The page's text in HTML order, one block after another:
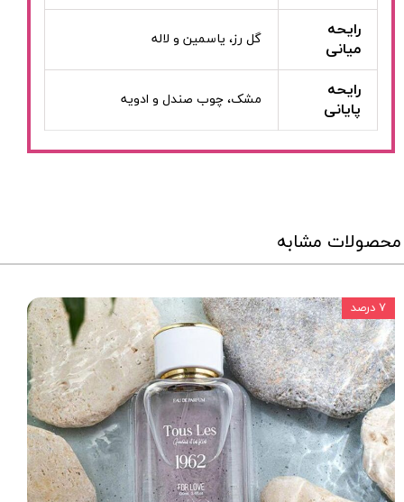
رایحه
میانی
گل رز، یاسمین و لاله
رایحه
پایانی
مشک، چوب صندل و ادویه
محصولات مشابه
۷ درصد